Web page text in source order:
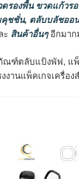
ดรองพื้น ขวดแก้วร
คุชชั่น, ตลับบลัชออน
ะ สินค้าอื่นๆอีกมาก
ฑ์ตลับแป้งพัฟ, แ
งานแพ็คเกจเครื่อง